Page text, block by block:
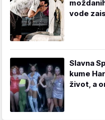
vode
Slavna
kume
život, a